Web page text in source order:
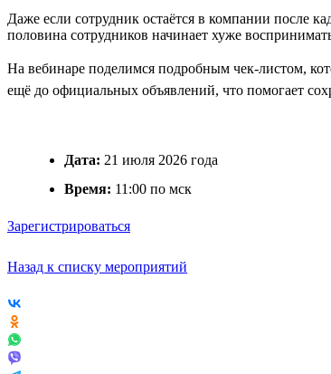
Даже если сотрудник остаётся в компании после
половина сотрудников начинает хуже
На вебинаре поделимся подробным чек-листом,
ещё до официальных объявлений, что помогает
Дата: 21 июля 2026 года
Время: 11:00 по мск
Зарегистрироваться
Назад к списку мероприятий